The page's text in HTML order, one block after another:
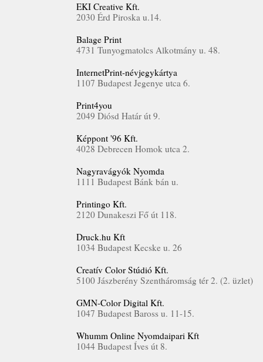
EKI Creative Kft.
2030 Érd Piroska u.14.
Balage Print
4731 Tunyogmatolcs Alkotmány u. 48.
InternetPrint-névjegykártya
1107 Budapest Jegenye utca 6.
Print4you
2049 Diósd Határ út 9.
Képpont '96 Kft.
4028 Debrecen Homok utca 2.
Nagyravágyók Nyomda
1111 Budapest Bánk bán u.
Printingo Kft.
2120 Dunakeszi Fő út 118.
Druck.hu Kft
1034 Budapest Kecske u. 26
Creatív Color Stúdió Kft.
5100 Jászberény Szentháromság tér 2. (2. üzlet)
GMN-Color Digital Kft.
1047 Budapest Baross u. 11-15.
Whumm Online Nyomdaipari Kft
1044 Budapest Íves út 8.